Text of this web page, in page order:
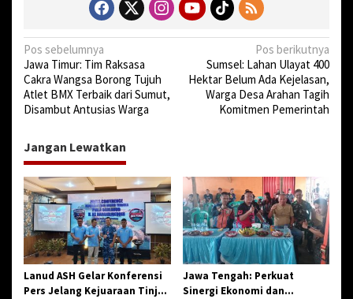
N
a
v
i
g
a
s
i
p
o
s
Pos sebelumnya
Jawa Timur: Tim Raksasa
Cakra Wangsa Borong Tujuh
Atlet BMX Terbaik dari Sumut,
Disambut Antusias Warga
Pos berikutnya
Sumsel: Lahan Ulayat 400
Hektar Belum Ada Kejelasan,
Warga Desa Arahan Tagih
Komitmen Pemerintah
Jangan Lewatkan
Lanud ASH Gelar Konferensi
Pers Jelang Kejuaraan Tinju
Jawa Tengah: Perkuat
Sinergi Ekonomi dan